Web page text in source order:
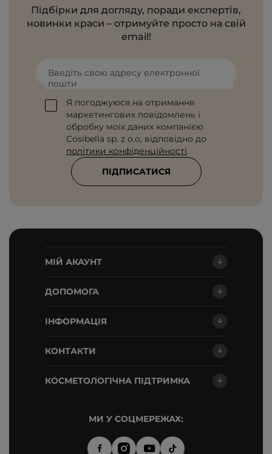
Підбірки для догляду, поради експертів,
новинки краси – отримуйте просто на свій
email!
Введіть свою адресу електронної
пошти
Я погоджуюся на отримання
маркетингових повідомлень і
обробку моїх даних компанією
Cosibella sp. z o.o, відповідно до
політики конфіденційності.
ПІДПИСАТИСЯ
МІЙ АКАУНТ
ДОПОМОГА
ІНФОРМАЦІЯ
КОНТАКТИ
КОСМЕТОЛОГІЧНА ПІДТРИМКА
МИ У СОЦМЕРЕЖАХ: